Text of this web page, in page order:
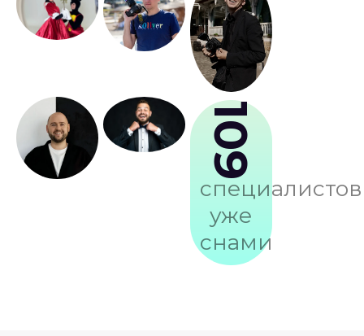
109
специалистов
уже
снами